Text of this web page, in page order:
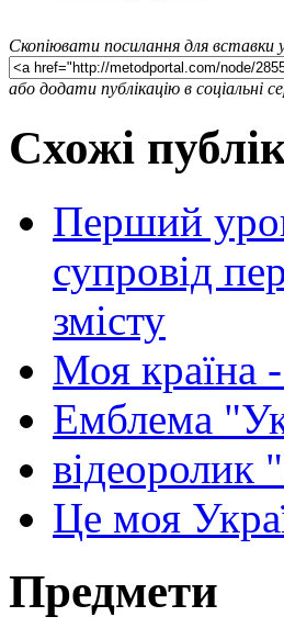
Скопіювати посилання для вставки
або додати публікацію в соціальні
Схожі
Перший
супровід
змісту
Моя країна
Емблема
відеоролик
Це моя
Предмети